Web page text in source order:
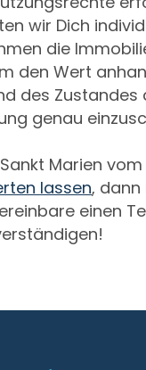
wir Dich
die
den Wert
des Zustandes
genau
Marien
lassen, dann
einen